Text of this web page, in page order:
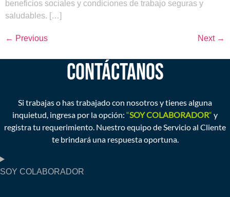
beneficios sociales y condiciones de trabajo seguras y
saludables. […]
← Previous Next →
CONTÁCTANOS
Si trabajas o has trabajado con nosotros y tienes alguna
inquietud, ingresa por la opción: “SOY COLABORADOR“ y
registra tu requerimiento. Nuestro equipo de Servicio al Cliente
te brindará una respuesta oportuna.
SOY COLABORADOR